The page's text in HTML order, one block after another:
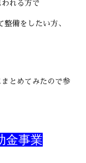
れる方で
備をしたい方、
とめてみたので参
金事業